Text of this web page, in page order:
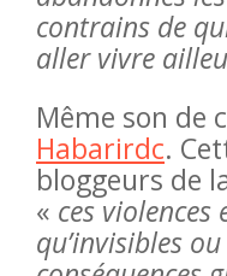
contrains de
aller vivre
Même son de
Habarirdc.
bloggeurs de
« ces violences
qu’invisibles